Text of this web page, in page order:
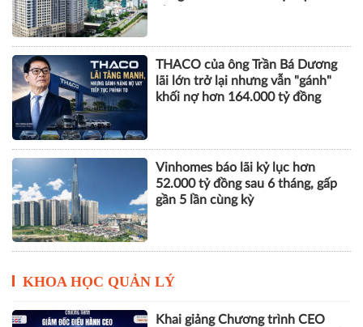
THACO của ông Trần Bá Dương
lãi lớn trở lại nhưng vẫn "gánh"
khối nợ hơn 164.000 tỷ đồng
Vinhomes báo lãi kỷ lục hơn
52.000 tỷ đồng sau 6 tháng, gấp
gần 5 lần cùng kỳ
KHOA HỌC QUẢN LÝ
Khai giảng Chương trình CEO